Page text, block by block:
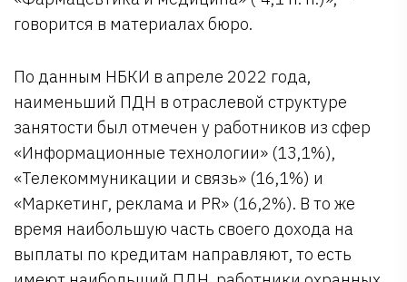
говорится в материалах бюро.
По данным НБКИ в апреле 2022 года,
наименьший ПДН в отраслевой структуре
занятости был отмечен у работников из сфер
«Информационные технологии» (13,1%),
«Телекоммуникации и связь» (16,1%) и
«Маркетинг, реклама и PR» (16,2%). В то же
время наибольшую часть своего дохода на
выплаты по кредитам направляют, то есть